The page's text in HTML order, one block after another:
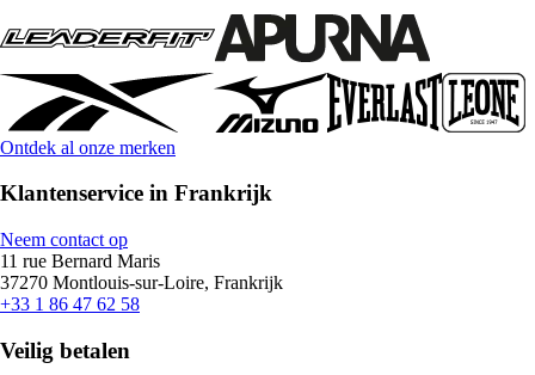
Ontdek al onze merken
Klantenservice in Frankrijk
Neem contact op
11 rue Bernard Maris
37270 Montlouis-sur-Loire, Frankrijk
+33 1 86 47 62 58
Veilig betalen